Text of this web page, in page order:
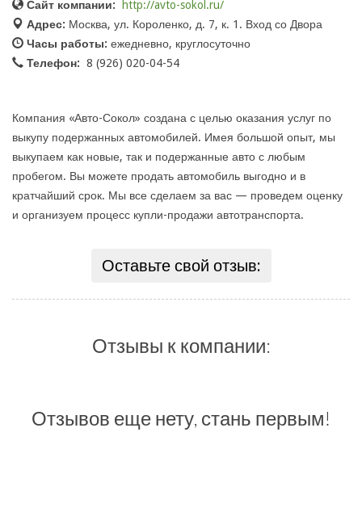
Сайт компании:
http://avto-sokol.ru/
Адрес: Москва, ул. Короленко, д. 7, к. 1. Вход со Двора
Часы работы: ежедневно, круглосуточно
Телефон: 8 (926) 020-04-54
Компания «Авто-Сокол» создана с целью оказания услуг по
выкупу подержанных автомобилей. Имея большой опыт, мы
выкупаем как новые, так и подержанные авто с любым
пробегом. Вы можете продать автомобиль выгодно и в
кратчайший срок. Мы все сделаем за вас — проведем оценку
и организуем процесс купли-продажи автотранспорта.
Оставьте свой отзыв:
Отзывы к компании:
Отзывов еще нету, стань первым!